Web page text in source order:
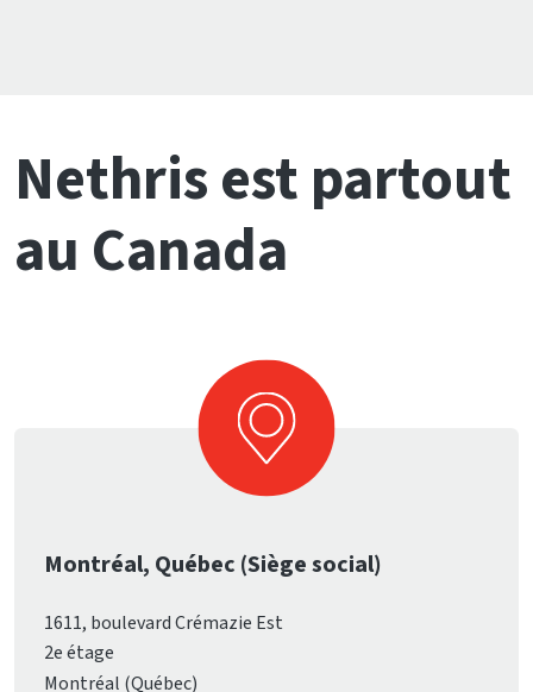
Nethris est partout
au Canada
Montréal, Québec (Siège social)
1611, boulevard Crémazie Est
2e étage
Montréal (Québec)